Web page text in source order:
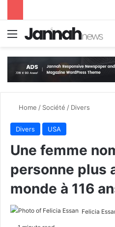
Menu
Home / Société / Divers
Divers USA
Une femme
personne plus
monde à 116
Felicia